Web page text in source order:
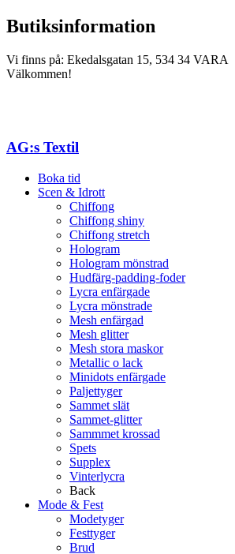
Butiksinformation
Vi finns på: Ekedalsgatan 15, 534 34 VARA
Välkommen!
AG:s Textil
Boka tid
Scen & Idrott
Chiffong
Chiffong shiny
Chiffong stretch
Hologram
Hologram mönstrad
Hudfärg-padding-foder
Lycra enfärgade
Lycra mönstrade
Mesh enfärgad
Mesh glitter
Mesh stora maskor
Metallic o lack
Minidots enfärgade
Paljettyger
Sammet slät
Sammet-glitter
Sammmet krossad
Spets
Supplex
Vinterlycra
Back
Mode & Fest
Modetyger
Festtyger
Brud